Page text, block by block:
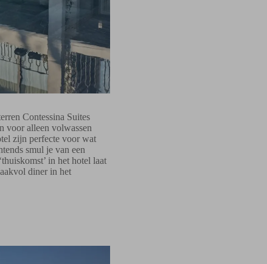
Contessina Suites
voor alleen volwassen
zijn perfecte voor wat
smul je van een
in het hotel laat
diner in het